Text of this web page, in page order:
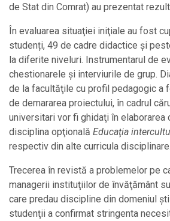
de Stat din Comrat) au prezentat
În evaluarea situaţiei iniţiale au fost
studenți, 49 de cadre didactice și
la diferite niveluri. Instrumentarul de
chestionarele și interviurile de grup.
de la facultăţile cu profil pedagogic a
de demararea proiectului, în cadrul
universitari vor fi ghidaţi în elaborarea
disciplina opţională Educaţia
respectiv din alte curricula disciplinare.
Trecerea în revistă a problemelor pe
managerii instituţiilor de învăţământ
care predau discipline din domeniul
studenţii a confirmat stringenta